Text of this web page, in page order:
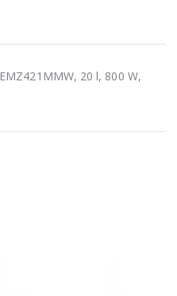
20 l, 800 W,
NobeLTek ...
199,00 Lei
DC1000SSBK ...